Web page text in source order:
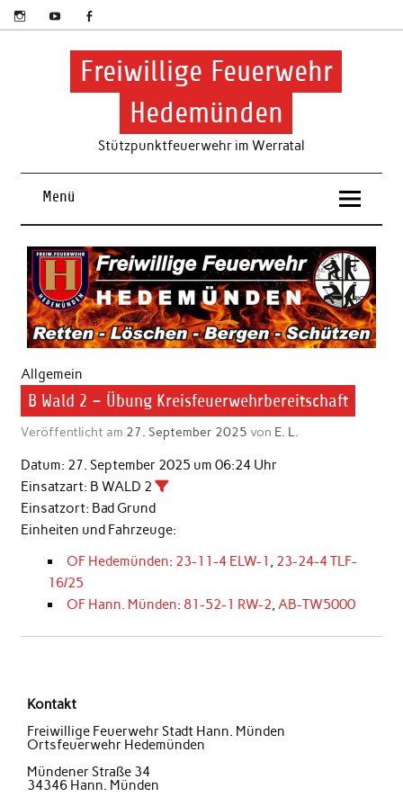
content
Freiwillige Feuerwehr
Hedemünden
Stützpunktfeuerwehr im Werratal
Menü
Allgemein
B Wald 2 – Übung Kreisfeuerwehrbereitschaft
Veröffentlicht am 27. September 2025 von E. L.
Datum: 27. September 2025 um 06:24 Uhr
Einsatzart: B WALD 2
Einsatzort: Bad Grund
Einheiten und Fahrzeuge:
OF Hedemünden: 23-11-4 ELW-1 , 23-24-4 TLF-
16/25
OF Hann. Münden: 81-52-1 RW-2,AB-TW5000
Kontakt
Freiwillige Feuerwehr Stadt Hann. Münden
Ortsfeuerwehr Hedemünden
Mündener Straße 34
34346 Hann. Münden